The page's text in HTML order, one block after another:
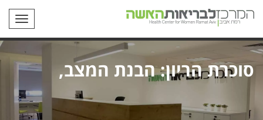
סוכרת הריון: הבנת המצב,